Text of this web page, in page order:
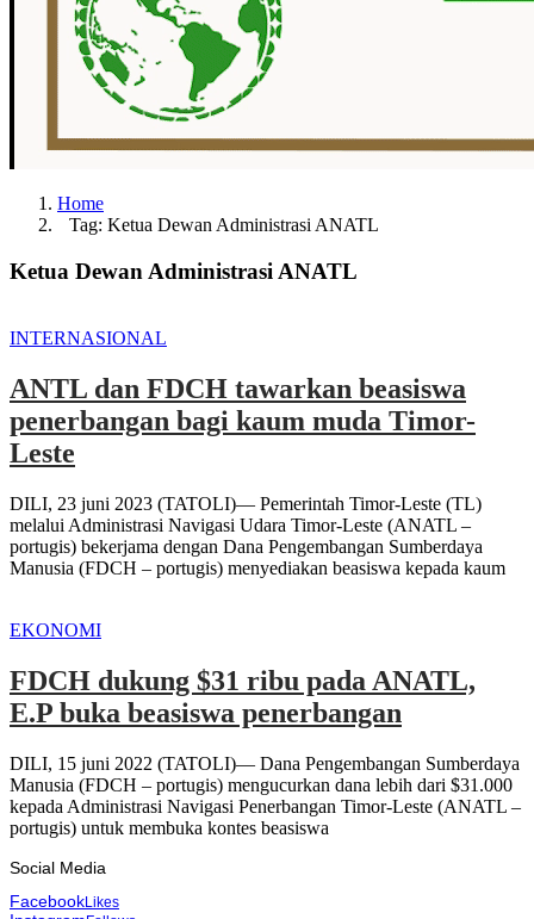
Home
Tag: Ketua Dewan Administrasi ANATL
Ketua Dewan Administrasi ANATL
INTERNASIONAL
ANTL dan FDCH tawarkan beasiswa
penerbangan bagi kaum muda Timor-
Leste
DILI, 23 juni 2023 (TATOLI)— Pemerintah Timor-Leste (TL)
melalui Administrasi Navigasi Udara Timor-Leste (ANATL –
portugis) bekerjama dengan Dana Pengembangan Sumberdaya
Manusia (FDCH – portugis) menyediakan beasiswa kepada kaum
EKONOMI
FDCH dukung $31 ribu pada ANATL,
E.P buka beasiswa penerbangan
DILI, 15 juni 2022 (TATOLI)— Dana Pengembangan Sumberdaya
Manusia (FDCH – portugis) mengucurkan dana lebih dari $31.000
kepada Administrasi Navigasi Penerbangan Timor-Leste (ANATL –
portugis) untuk membuka kontes beasiswa
Social Media
FacebookLikes